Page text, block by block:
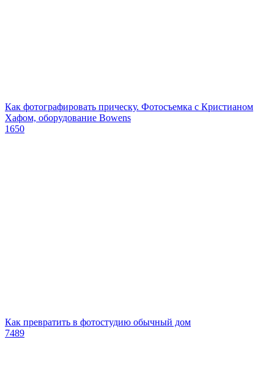
Как фотографировать прическу. Фотосъемка с Кристианом
Хафом, оборудование Bowens
1650
Как превратить в фотостудию обычный дом
7489